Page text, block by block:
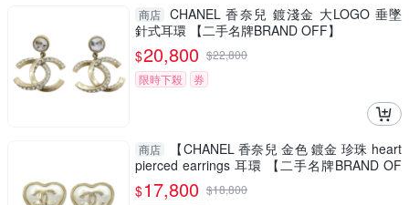
商店 CHANEL 香奈兒 鍍淺金 大LOGO 垂墜
針式耳環 【二手名牌BRAND OFF】
$20,800 $22,800
限時下殺
券
商店
【CHANEL 香奈兒 金色 鍍金 珍珠 heart
pierced earrings 耳環 【二手名牌BRAND OF
F】
$17,800 $18,800